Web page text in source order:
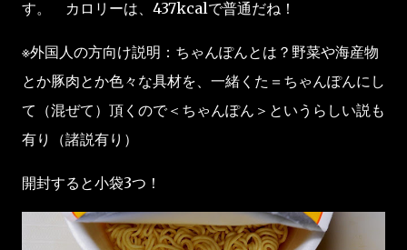
す。 カロリーは、437kcalで普通だね！
※外国人の方向け説明：ちゃんぽんとは？野菜や海産物
とか豚肉とか色々な具材を、一緒くた＝ちゃんぽんにし
て（混ぜて）頂くので＜ちゃんぽん＞というらしい説も
有り（諸説有り）
開封すると小袋3つ！